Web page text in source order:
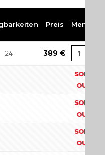
Preis Menge
24 389 €
SOLD
OUT
SOLD
OUT
SOLD
OUT